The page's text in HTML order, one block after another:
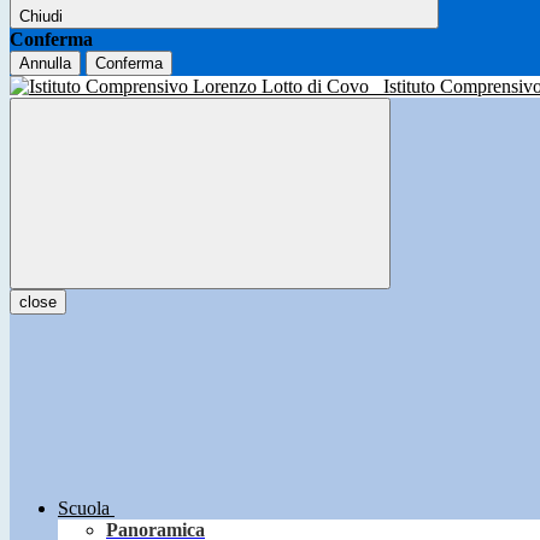
Chiudi
Conferma
Annulla Conferma
Istituto
close
Scuola
Panoramica